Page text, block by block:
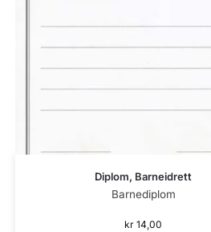
Diplom, Barneidrett
Barnediplom
kr 14,00